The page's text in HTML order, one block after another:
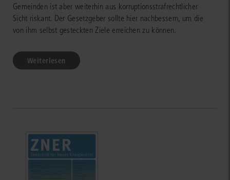
Gemeinden ist aber weiterhin aus korruptionsstrafrechtlicher
Sicht riskant. Der Gesetzgeber sollte hier nachbessern, um die
von ihm selbst gesteckten Ziele erreichen zu können.
Weiterlesen